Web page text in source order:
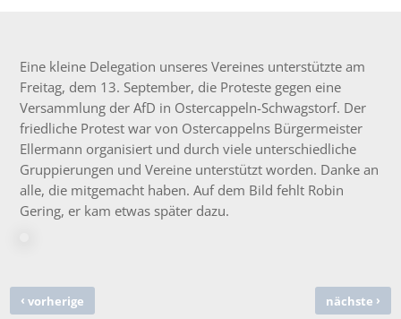
Eine kleine Delegation unseres Vereines unterstützte am
Freitag, dem 13. September, die Proteste gegen eine
Versammlung der AfD in Ostercappeln-Schwagstorf. Der
friedliche Protest war von Ostercappelns Bürgermeister
Ellermann organisiert und durch viele unterschiedliche
Gruppierungen und Vereine unterstützt worden. Danke an
alle, die mitgemacht haben. Auf dem Bild fehlt Robin
Gering, er kam etwas später dazu.
‹ vorherige nächste ›